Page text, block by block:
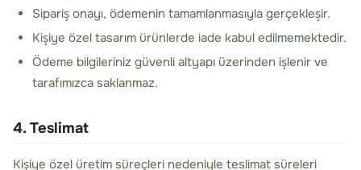
Sipariş onayı, ödemenin tamamlanmasıyla gerçekleşir.
Kişiye özel tasarım ürünlerde iade kabul edilmemektedir.
Ödeme bilgileriniz güvenli altyapı üzerinden işlenir ve
tarafımızca saklanmaz.
4. Teslimat
Kişiye özel üretim süreçleri nedeniyle teslimat süreleri